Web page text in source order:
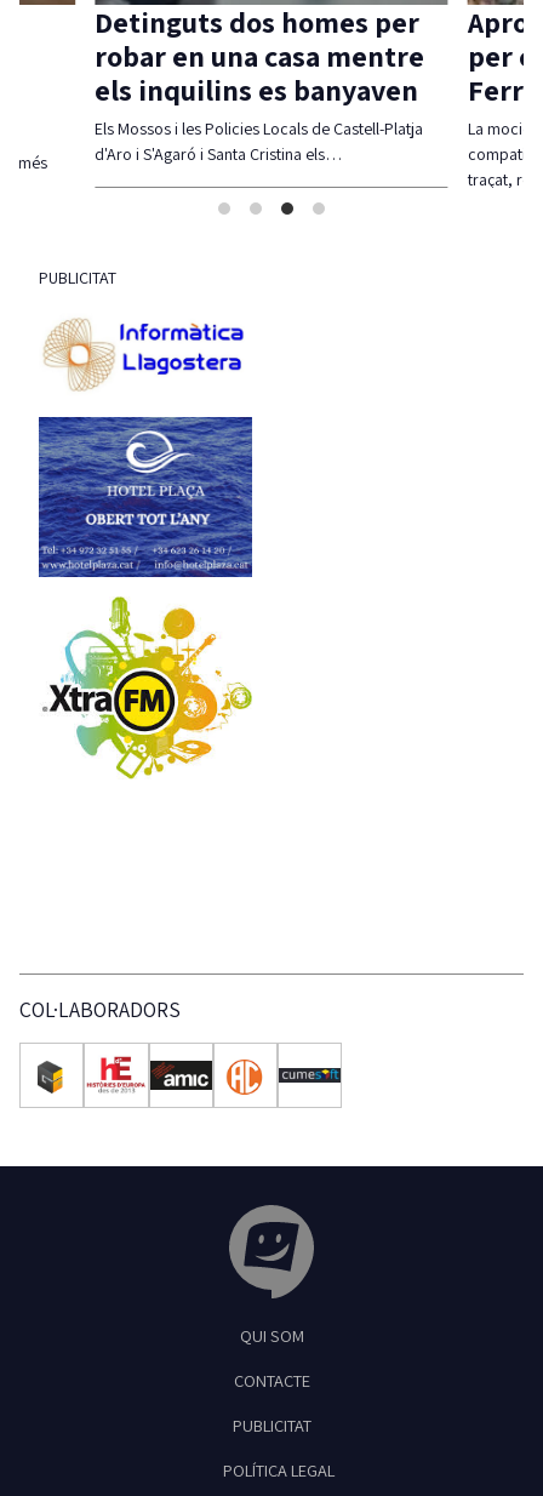
més
Detinguts dos homes per
robar en una casa mentre
els inquilins es banyaven
Els Mossos i les Policies Locals de Castell-Platja
d'Aro i S'Agaró i Santa Cristina els…
per
La moció
traçat,
PUBLICITAT
COL·LABORADORS
Feliu de Guíxols
QUI SOM
CONTACTE
PUBLICITAT
POLÍTICA LEGAL